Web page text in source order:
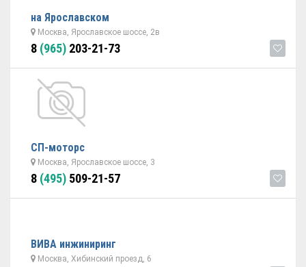
на Ярославском
Москва, Ярославское шоссе, 2в
8 (965) 203-21-73
СП-моторс
Москва, Ярославское шоссе, 3
8 (495) 509-21-57
ВИВА инжиниринг
Москва, Хибинский проезд, 6